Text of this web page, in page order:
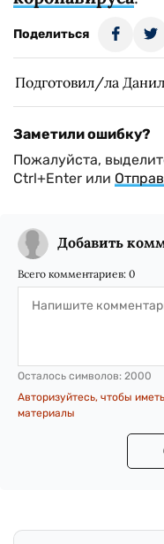
Поделиться
Подготовил/ла
Заметили ошибку?
Пожалуйста,
Ctrl+Enter или
Добавить
Всего комментариев: 0
Осталось символов: 2000
Авторизуйтесь, чтобы
материалы